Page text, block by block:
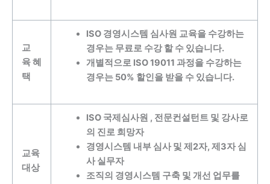
교
육 혜
택
ISO 경영시스템 심사원 교육을 수강하는
경우는 무료로 수강 할 수 있습니다.
개별적으로 ISO 19011 과정을 수강하는
경우는 50% 할인을 받을 수 있습니다.
교육
대상
ISO 국제심사원 , 전문컨설턴트 및 강사로
의 진로 희망자
경영시스템 내부 심사 및 제2자, 제3자 심
사 실무자
조직의 경영시스템 구축 및 개선 업무를